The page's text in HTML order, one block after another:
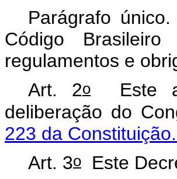
Parágrafo
Código Brasileiro
regulamentos e
Art. 2o Este
deliberação do
223 da Constituição.
Art. 3o Este